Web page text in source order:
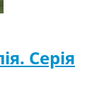
Серія